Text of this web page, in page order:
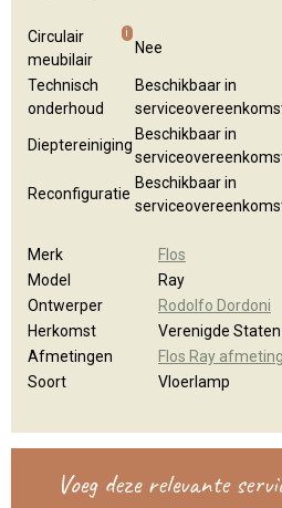
Circulair
meubilair
i
Nee
Technisch
onderhoud
Beschikbaar in
Dieptereiniging
Beschikbaar in
Reconfiguratie
Beschikbaar in
Merk
Flos
Model
Ray
Ontwerper
Rodolfo Dordoni
Herkomst
Verenigde Staten
Afmetingen
Flos Ray afmeting
Soort
Vloerlamp
Voeg deze relevante